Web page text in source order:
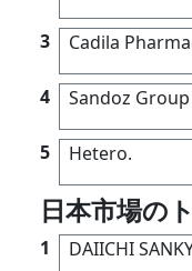
3 Cadila
4 Sandoz Group
5 Hetero.
日本市場の
1 DAIICHI